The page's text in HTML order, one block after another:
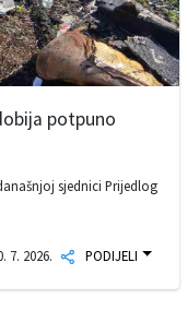
potpuno
sjednici Prijedlog
7. 2026. PODIJELI